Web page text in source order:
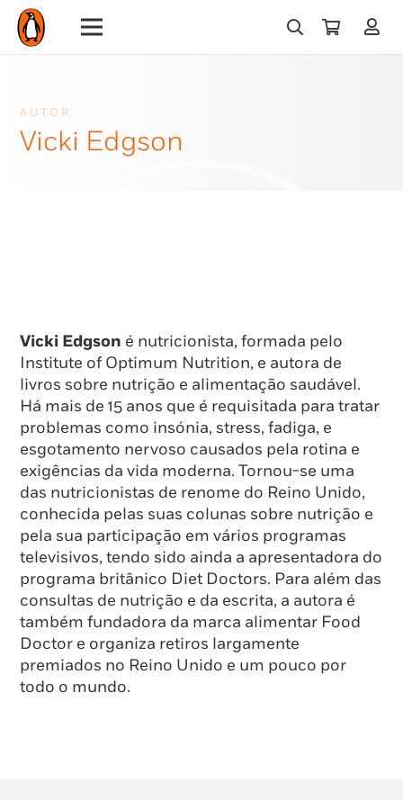
AUTOR
Vicki Edgson
Vicki Edgson é nutricionista, formada pelo
Institute of Optimum Nutrition, e autora de
livros sobre nutrição e alimentação saudável.
Há mais de 15 anos que é requisitada para tratar
problemas como insónia, stress, fadiga, e
esgotamento nervoso causados pela rotina e
exigências da vida moderna. Tornou-se uma
das nutricionistas de renome do Reino Unido,
conhecida pelas suas colunas sobre nutrição e
pela sua participação em vários programas
televisivos, tendo sido ainda a apresentadora do
programa britânico Diet Doctors. Para além das
consultas de nutrição e da escrita, a autora é
também fundadora da marca alimentar Food
Doctor e organiza retiros largamente
premiados no Reino Unido e um pouco por
todo o mundo.